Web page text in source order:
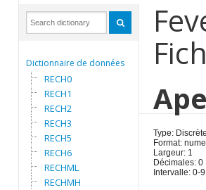
Dictionnaire de données
RECH0
RECH1
RECH2
RECH3
RECH5
RECH6
RECHML
RECHMH
Type: Discrète
Format:
Largeur: 1
Décimales: 0
Intervalle: 0-9